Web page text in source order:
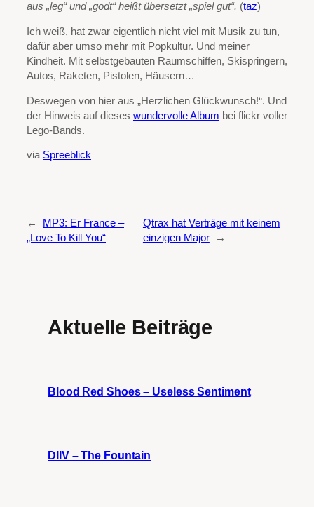
aus „leg“ und „godt“ heißt übersetzt „spiel gut“. (taz)
Ich weiß, hat zwar eigentlich nicht viel mit Musik zu tun,
dafür aber umso mehr mit Popkultur. Und meiner
Kindheit. Mit selbstgebauten Raumschiffen, Skispringern,
Autos, Raketen, Pistolen, Häusern…
Deswegen von hier aus „Herzlichen Glückwunsch!“. Und
der Hinweis auf dieses wundervolle Album bei flickr voller
Lego-Bands.
via Spreeblick
←
MP3: Er France –
„Love To Kill You“
Qtrax hat Verträge mit keinem
einzigen Major
→
Aktuelle Beiträge
Blood Red Shoes – Useless Sentiment
DIIV – The Fountain